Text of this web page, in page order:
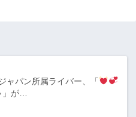
ャパン所属ライバー、「
」が…